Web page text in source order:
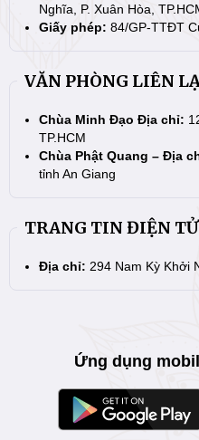
Nghĩa, P. Xuân Hòa,
Giấy phép: 84/GP-TTĐT
VĂN PHÒNG LIÊN
Chùa Minh Đạo Địa chỉ:
TP.HCM
Chùa Phật Quang – Địa
tỉnh An Giang
TRANG TIN ĐIỆN TỬ
Địa chỉ: 294 Nam Kỳ Khởi
Ứng dụng